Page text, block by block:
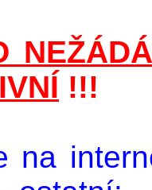
!!!
na